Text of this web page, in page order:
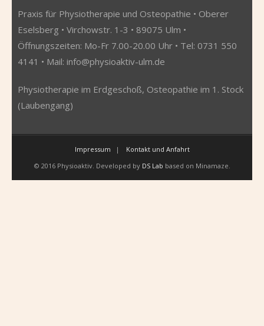
Praxis für Physiotherapie und Osteopathie • Oberer
Eselsberg • Virchowstr. 1-3 • 89075 Ulm •
Öffnungszeiten: Mo-Fr 7.00-20.00 Uhr • Tel: 0731 550
4141 • Mail: info@physioaktiv-ulm.de
Physiotherapie im Erdgeschoß, Osteopathie im 1. Stock
(Laubengang)
Impressum
Kontakt und Anfahrt
© 2016 Physioaktiv. Developed by DS Lab based on Minamaze.